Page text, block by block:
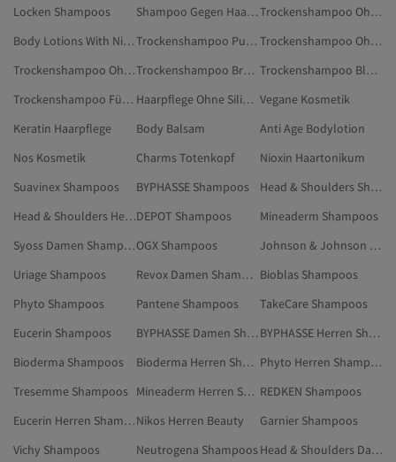
Locken Shampoos
Shampoo Gegen Haarausfall
Trockenshampoo Ohne Alkohol
Body Lotions With Niacinamide
Trockenshampoo Pulver
Trockenshampoo Ohne Silikone Und Parabene
Trockenshampoo Ohne Rückstände
Trockenshampoo Braune Haare
Trockenshampoo Blond
Trockenshampoo Für Locken
Haarpflege Ohne Silikone Vegane Kosmetik
Keratin Haarpflege
Body Balsam
Anti Age Bodylotion
Nos Kosmetik
Charms Totenkopf
Nioxin Haartonikum
Suavinex Shampoos
BYPHASSE Shampoos
Head & Shoulders Shampoos
Head & Shoulders Herren ShampoosDEPOT Shampoos
Mineaderm Shampoos
Syoss Damen ShampoosOGX Shampoos
Johnson & Johnson Shampoos
Uriage Shampoos
Revox Damen Shampoos Bioblas Shampoos
Phyto Shampoos
Pantene Shampoos
TakeCare Shampoos
Eucerin Shampoos
BYPHASSE Damen Shampoos
BYPHASSE Herren Shampoos
Bioderma Shampoos
Bioderma Herren Shampoos
Phyto Herren Shampoos
Tresemme Shampoos
Mineaderm Herren Shampoos REDKEN Shampoos
Eucerin Herren ShampoosNikos Herren Beauty
Garnier Shampoos
Vichy Shampoos
Neutrogena Shampoos
Head & Shoulders Damen Shampoos